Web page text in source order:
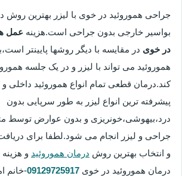
جراحی هموروئید در خوی با لیزر بهترین روش
بواسیر خارجی بدون جراحی است.هزینه عمل
در خوی در مقایسه با دیگر روشها پایینتر
هموروئید می تواند با لیزر و در یک جلسه
کند.درمان قطعی تمام انواع هموروئید داخلی
پیشرفته ترین انواع لیزر به طور سرپایی بدون
درد،بیهوشی،خونریزی و بدون عوارض توسط
جراحی و لیزر انجام می شود.لطفا برای
و انتخاب بهترین روش درمان هموروئید و
درمان هموروئید در خوی 09129725917-خانم